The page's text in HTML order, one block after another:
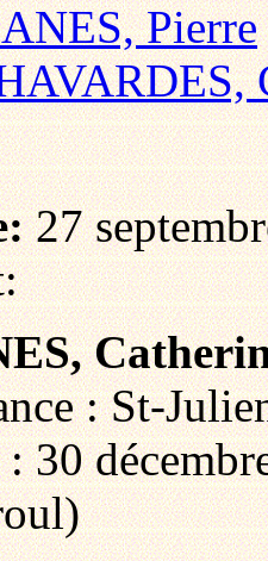
Pierre
27
: St-
: 30